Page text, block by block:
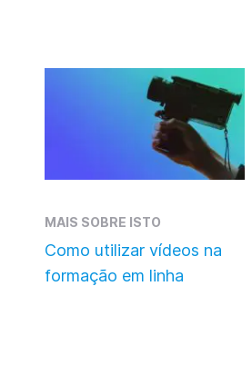
MAIS SOBRE ISTO
Como utilizar vídeos na
formação em linha